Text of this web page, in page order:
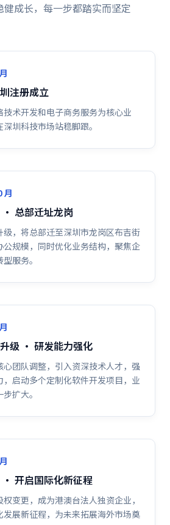
健成长，每一步都踏实而坚定
注册成立
技术开发和电子商务服务为核心业
圳科技市场站稳脚跟。
月
· 总部迁址龙岗
级，将总部迁至深圳市龙岗区布吉街
公规模，同时优化业务结构，聚焦企
服务。
级 · 研发能力强化
心团队调整，引入资深技术人才，强
，启动多个定制化软件开发项目，业
扩大。
· 开启国际化新征程
变更，成为港澳台法人独资企业，
发展新征程，为未来拓展海外市场奠